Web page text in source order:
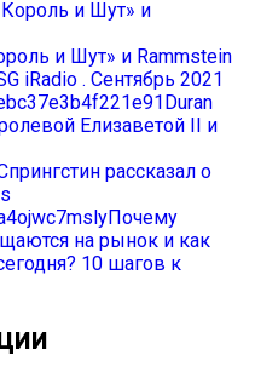
и Шут» и Rammstein
iRadio . Сентябрь 2021
Duran
Елизаветой II и
рассказал о
Почему
на рынок и как
10 шагов к